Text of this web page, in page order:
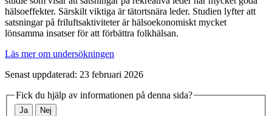
hälsoeffekter. Särskilt viktiga är tätortsnära leder. Studien lyfter att
satsningar på friluftsaktiviteter är hälsoekonomiskt mycket
lönsamma insatser för att förbättra folkhälsan.
Läs mer om undersökningen
Senast uppdaterad: 23 februari 2026
Fick du hjälp av informationen på denna sida?
Ja Nej